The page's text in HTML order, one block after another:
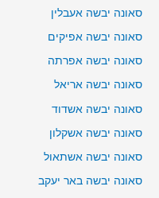
סאונה יבשה אעבלין
סאונה יבשה אפיקים
סאונה יבשה אפרתה
סאונה יבשה אריאל
סאונה יבשה אשדוד
סאונה יבשה אשקלון
סאונה יבשה אשתאול
סאונה יבשה באר יעקב